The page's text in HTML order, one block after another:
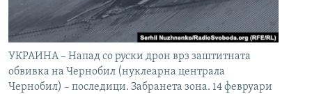
УКРАИНА – Напад со руски дрон врз заштитната
обвивка на Чернобил (нуклеарна централа
Чернобил) – последици. Забранета зона. 14 февруари